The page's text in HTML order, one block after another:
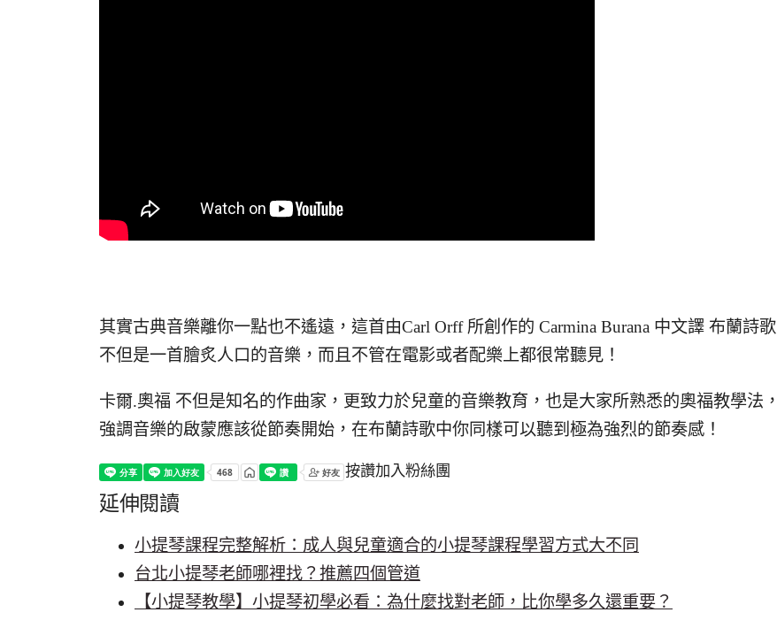
其實古典音樂離你一點也不遙遠，這首由Carl Orff 所創作的 Carmina Burana 中文譯 布蘭詩歌
不但是一首膾炙人口的音樂，而且不管在電影或者配樂上都很常聽見！
卡爾.奧福 不但是知名的作曲家，更致力於兒童的音樂教育，也是大家所熟悉的奧福教學法，
強調音樂的啟蒙應該從節奏開始，在布蘭詩歌中你同樣可以聽到極為強烈的節奏感！
按讚加入粉絲團
延伸閱讀
小提琴課程完整解析：成人與兒童適合的小提琴課程學習方式大不同
台北小提琴老師哪裡找？推薦四個管道
【小提琴教學】小提琴初學必看：為什麼找對老師，比你學多久還重要？